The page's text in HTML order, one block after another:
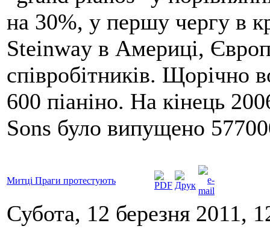
на 30%, у першу чергу в
Steinway в Америці,
співробітників. Щорічно
600 піаніно. На кінець
Sons було випущено
Митці Праги протестують
Субота, 12 березня 2011,